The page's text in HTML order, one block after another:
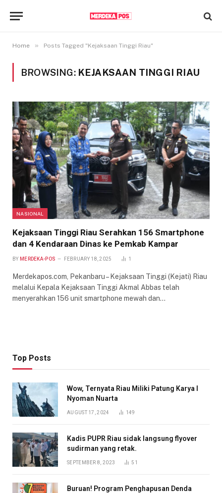
Home » Posts Tagged "Kejaksaan Tinggi Riau"
BROWSING: KEJAKSAAN TINGGI RIAU
NASIONAL
Kejaksaan Tinggi Riau Serahkan 156 Smartphone
dan 4 Kendaraan Dinas ke Pemkab Kampar
BY MERDEKA-POS FEBRUARY 18, 2025 1
Merdekapos.com, Pekanbaru – Kejaksaan Tinggi (Kejati) Riau
melalui Kepala Kejaksaan Tinggi Akmal Abbas telah
menyerahkan 156 unit smartphone mewah dan…
Top Posts
Wow, Ternyata Riau Miliki Patung Karya I
Nyoman Nuarta
AUGUST 17, 2024 149
Kadis PUPR Riau sidak langsung flyover
sudirman yang retak.
SEPTEMBER 8, 2023 51
Buruan! Program Penghapusan Denda